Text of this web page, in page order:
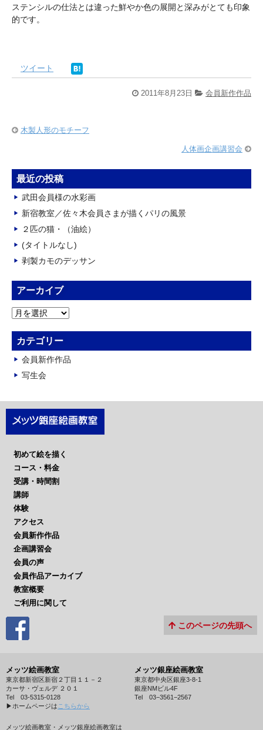
ステンシルの仕法とは違った鮮やか色の展開と深みがとても印象
的です。
ツイート
2011年8月23日 会員新作作品
木製人形のモチーフ
人体画企画講習会
最近の投稿
武田会員様の水彩画
新宿教室／佐々木会員さまが描くパリの風景
２匹の猫・（油絵）
(タイトルなし)
剥製カモのデッサン
アーカイブ
ア
カ
イ
ブ
カテゴリー
会員新作作品
写生会
初めて絵を描く
コース・料金
受講・時間割
講師
体験
アクセス
会員新作作品
企画講習会
会員の声
会員作品アーカイブ
教室概要
ご利用に関して
このページの先頭へ
メッツ絵画教室
東京都新宿区新宿２丁目１１－２
カーサ・ヴェルデ ２０１
Tel 03-5315-0128
▶︎ホームページは こちらから
メッツ銀座絵画教室
東京都中央区銀座3-8-1
銀座NMビル4F
Tel 03−3561−2567
メッツ絵画教室・メッツ銀座絵画教室は